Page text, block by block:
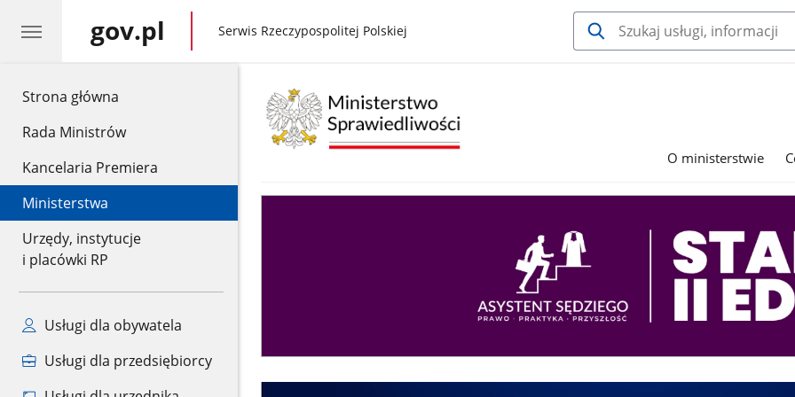
Strona główna
Rada Ministrów
Kancelaria Premiera
Ministerstwa
Urzędy, instytucje
i placówki RP
Usługi dla obywatela
Usługi dla przedsiębiorcy
gov.pl gov.pl
Serwis Rzeczypospolitej Polskiej
O ministerstwie